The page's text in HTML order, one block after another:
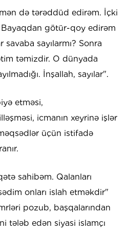
də tərəddüd edirəm. İçki
Bayaqdan götür-qoy edirəm
sayılarmı? Sonra
təmizdir. O dünyada
İnşallah, sayılar".
etməsi,
icmanın xeyrinə işlər
üçün istifadə
sahibəm. Qalanları
onları islah etməkdir"
pozub, başqalarından
tələb edən siyasi islamçı